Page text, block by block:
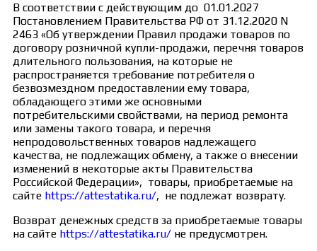
В соответствии с действующим до 01.01.2027
Постановлением Правительства РФ от 31.12.2020 N
2463 «Об утверждении Правил продажи товаров по
договору розничной купли-продажи, перечня товаров
длительного пользования, на которые не
распространяется требование потребителя о
безвозмездном предоставлении ему товара,
обладающего этими же основными
потребительскими свойствами, на период ремонта
или замены такого товара, и перечня
непродовольственных товаров надлежащего
качества, не подлежащих обмену, а также о внесении
изменений в некоторые акты Правительства
Российской Федерации», товары, приобретаемые на
сайте https://attestatika.ru/, не подлежат возврату.
Возврат денежных средств за приобретаемые товары
на сайте https://attestatika.ru/ не предусмотрен.